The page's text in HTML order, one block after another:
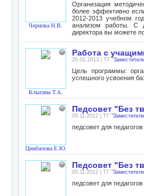
Чернова Н.В.
Организация
более эффективно
2012-2013 учебном
анализом работы. С
директора вы можете
Клыгина Т.А.
Работа с
20.02.2013 | ТГ
Цель программы:
успешного усвоения
Цимбалова Е.Ю.
Педсовет "Без
05.11.2012 | ТГ
педсовет для
Педсовет "Без
05.11.2012 | ТГ
педсовет для